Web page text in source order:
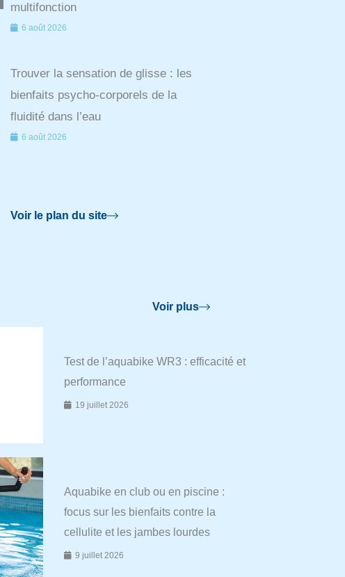
multifonction
6 août 2026
Trouver la sensation de glisse : les
bienfaits psycho-corporels de la
fluidité dans l’eau
6 août 2026
Voir le plan du site
Voir plus
Test de l’aquabike WR3 : efficacité et
performance
19 juillet 2026
Aquabike en club ou en piscine :
focus sur les bienfaits contre la
cellulite et les jambes lourdes
9 juillet 2026